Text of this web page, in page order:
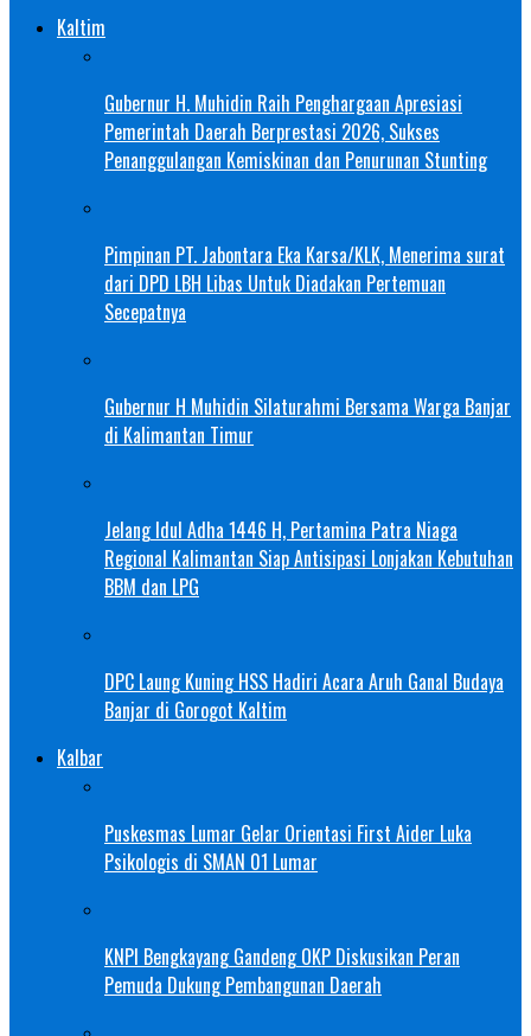
Kaltim
Gubernur H. Muhidin Raih Penghargaan Apresiasi
Pemerintah Daerah Berprestasi 2026, Sukses
Penanggulangan Kemiskinan dan Penurunan Stunting
Pimpinan PT. Jabontara Eka Karsa/KLK, Menerima surat
dari DPD LBH Libas Untuk Diadakan Pertemuan
Secepatnya
Gubernur H Muhidin Silaturahmi Bersama Warga Banjar
di Kalimantan Timur
Jelang Idul Adha 1446 H, Pertamina Patra Niaga
Regional Kalimantan Siap Antisipasi Lonjakan Kebutuhan
BBM dan LPG
DPC Laung Kuning HSS Hadiri Acara Aruh Ganal Budaya
Banjar di Gorogot Kaltim
Kalbar
Puskesmas Lumar Gelar Orientasi First Aider Luka
Psikologis di SMAN 01 Lumar
KNPI Bengkayang Gandeng OKP Diskusikan Peran
Pemuda Dukung Pembangunan Daerah